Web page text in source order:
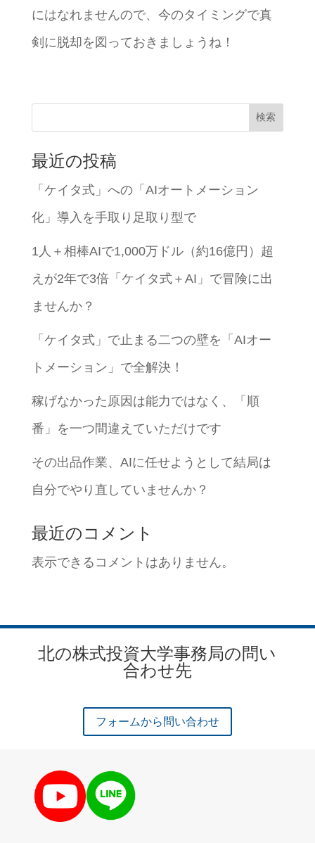
にはなれませんので、今のタイミングで真
剣に脱却を図っておきましょうね！
検索
最近の投稿
「ケイタ式」への「AIオートメーション
化」導入を手取り足取り型で
1人＋相棒AIで1,000万ドル（約16億円）超
えが2年で3倍「ケイタ式＋AI」で冒険に出
ませんか？
「ケイタ式」で止まる二つの壁を「AIオー
トメーション」で全解決！
稼げなかった原因は能力ではなく、「順
番」を一つ間違えていただけです
その出品作業、AIに任せようとして結局は
自分でやり直していませんか？
最近のコメント
表示できるコメントはありません。
北の株式投資大学事務局の問い
合わせ先
フォームから問い合わせ